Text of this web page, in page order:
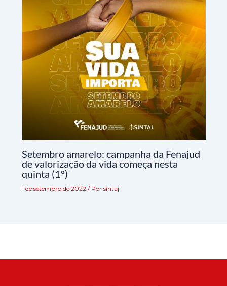
Setembro amarelo: campanha da Fenajud
de valorização da vida começa nesta
quinta (1º)
1 de setembro de 2022 / Por sintaj